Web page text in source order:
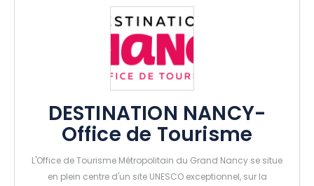
DESTINATION NANCY-
Office de Tourisme
L'Office de Tourisme Métropolitain du Grand Nancy se situe
en plein centre d'un site UNESCO exceptionnel, sur la